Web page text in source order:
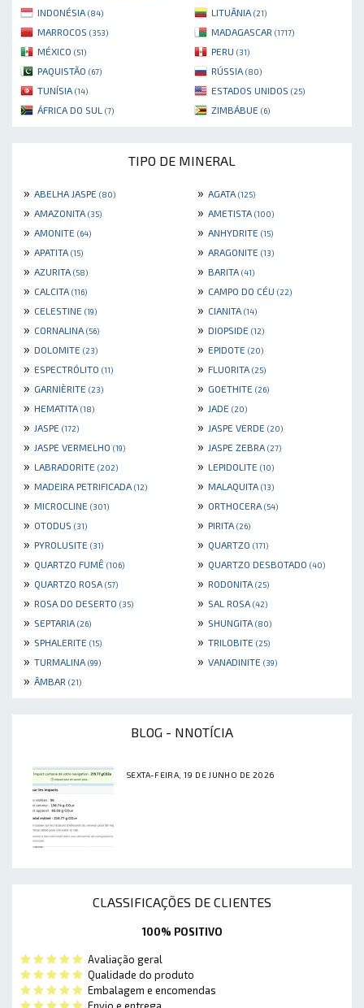
INDONÉSIA (84) LITUÂNIA (21)
MARROCOS (353) MADAGASCAR (1717)
MÉXICO (51) PERU (31)
PAQUISTÃO (67) RÚSSIA (80)
TUNÍSIA (14) ESTADOS UNIDOS (25)
ÁFRICA DO SUL (7) ZIMBÁBUE (6)
TIPO DE MINERAL
» ABELHA JASPE (80) » AGATA (125)
» AMAZONITA (35) » AMETISTA (100)
» AMONITE (64) » ANHYDRITE (15)
» APATITA (15) » ARAGONITE (13)
» AZURITA (58) » BARITA (41)
» CALCITA (116) » CAMPO DO CÉU (22)
» CELESTINE (19) » CIANITA (14)
» CORNALINA (56) » DIOPSIDE (12)
» DOLOMITE (23) » EPIDOTE (20)
» ESPECTRÓLITO (11) » FLUORITA (25)
» GARNIÈRITE (23) » GOETHITE (26)
» HEMATITA (18) » JADE (20)
» JASPE (172) » JASPE VERDE (20)
» JASPE VERMELHO (19) » JASPE ZEBRA (27)
» LABRADORITE (202) » LEPIDOLITE (10)
» MADEIRA PETRIFICADA (12) » MALAQUITA (13)
» MICROCLINE (301) » ORTHOCERA (54)
» OTODUS (31) » PIRITA (26)
» PYROLUSITE (31) » QUARTZO (171)
» QUARTZO FUMÊ (106) » QUARTZO DESBOTADO (40)
» QUARTZO ROSA (57) » RODONITA (25)
» ROSA DO DESERTO (35) » SAL ROSA (42)
» SEPTARIA (26) » SHUNGITA (80)
» SPHALERITE (15) » TRILOBITE (25)
» TURMALINA (99) » VANADINITE (39)
» ÂMBAR (21)
BLOG - NNOTÍCIA
SEXTA-FEIRA, 19 DE JUNHO DE 2026
CLASSIFICAÇÕES DE CLIENTES
100% POSITIVO
Avaliação geral
Qualidade do produto
Embalagem e encomendas
Envio e entrega